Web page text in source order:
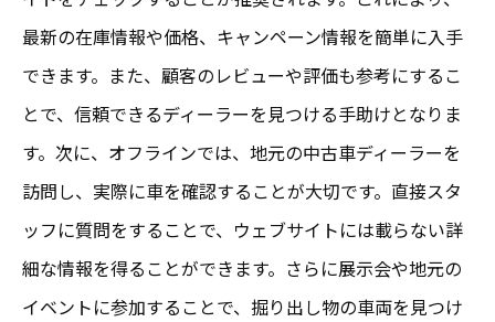
最新の在庫情報や価格、キャンペーン情報を簡単に入手
できます。また、顧客のレビューや評価も参考にするこ
とで、信頼できるディーラーを見つける手助けとなりま
す。次に、オフラインでは、地元の中古車ディーラーを
訪問し、実際に車を確認することが大切です。直接スタ
ッフに質問をすることで、ウェブサイトには載らない詳
細な情報を得ることができます。さらに展示会や地元の
イベントに参加することで、掘り出し物の車両を見つけ